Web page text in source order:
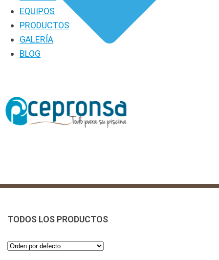
EQUIPOS
PRODUCTOS
GALERÍA
BLOG
PRODUCTOS
TODOS LOS PRODUCTOS